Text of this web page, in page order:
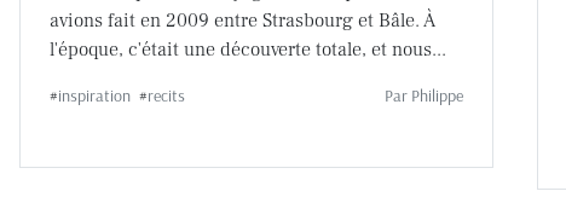
avions fait en 2009 entre Strasbourg et Bâle. À
l'époque, c'était une découverte totale, et nous...
#inspiration #recits Par Philippe